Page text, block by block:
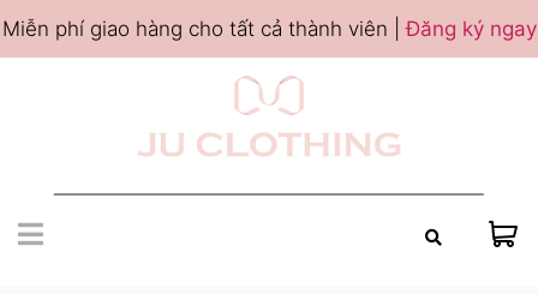
Miễn phí giao hàng cho tất cả thành viên |Đăng ký ngay